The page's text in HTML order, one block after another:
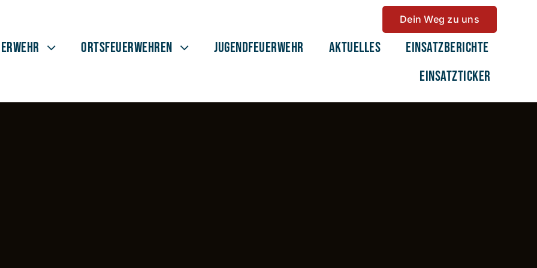
Dein Weg zu uns
Ortsfeuerwehren Jugendfeuerwehr Aktuelles
Einsatzberichte
Einsatzticker